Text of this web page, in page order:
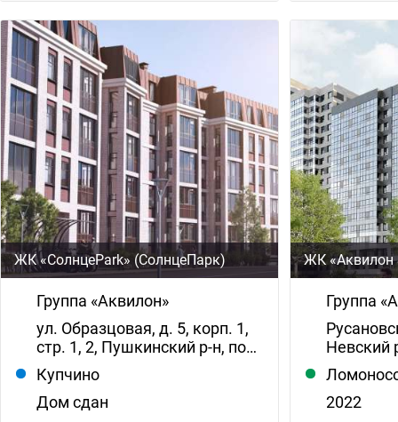
ЖК «СолнцеPark» (СолнцеПарк)
Группа «Аквилон»
ул. Образцовая, д. 5, корп. 1,
стр. 1, 2, Пушкинский р-н, по…
Купчино
Дом сдан
ЖК «Аквилон
Группа
Невский
2022